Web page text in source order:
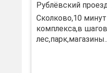
Рублёвский
Сколково,10
комплекса,в